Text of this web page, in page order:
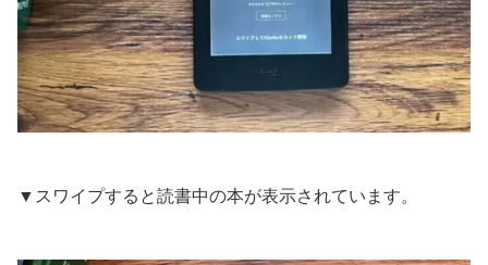
▼スワイプすると読書中の本が表示されています。